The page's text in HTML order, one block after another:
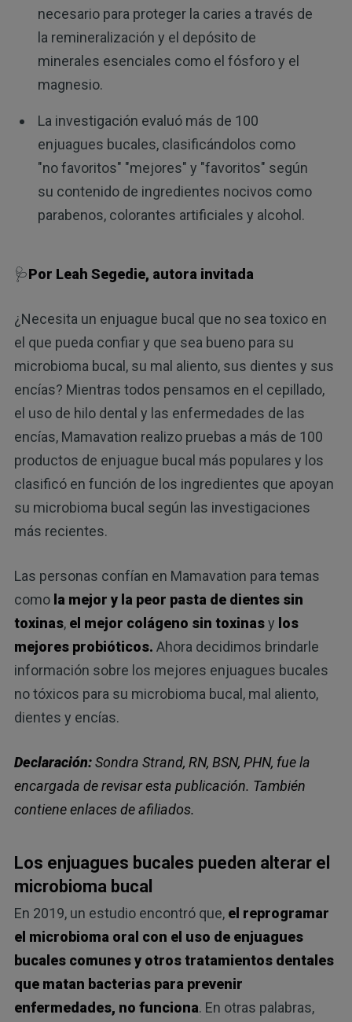
necesario para proteger la caries a través de
la remineralización y el depósito de
minerales esenciales como el fósforo y el
magnesio.
La investigación evaluó más de 100
enjuagues bucales, clasificándolos como
"no favoritos" "mejores" y "favoritos" según
su contenido de ingredientes nocivos como
parabenos, colorantes artificiales y alcohol.
🩺Por Leah Segedie, autora invitada
¿Necesita un enjuague bucal que no sea toxico en
el que pueda confiar y que sea bueno para su
microbioma bucal, su mal aliento, sus dientes y sus
encías? Mientras todos pensamos en el cepillado,
el uso de hilo dental y las enfermedades de las
encías, Mamavation realizo pruebas a más de 100
productos de enjuague bucal más populares y los
clasificó en función de los ingredientes que apoyan
su microbioma bucal según las investigaciones
más recientes.
Las personas confían en Mamavation para temas
como la mejor y la peor pasta de dientes sin
toxinas, el mejor colágeno sin toxinasy los
mejores probióticos. Ahora decidimos brindarle
información sobre los mejores enjuagues bucales
no tóxicos para su microbioma bucal, mal aliento,
dientes y encías.
Declaración:Sondra Strand, RN, BSN, PHN, fue la
encargada de revisar esta publicación. También
contiene enlaces de afiliados.
Los enjuagues bucales pueden alterar el
microbioma bucal
En 2019, un estudio encontró que, el reprogramar
el microbioma oral con el uso de enjuagues
bucales comunes y otros tratamientos dentales
que matan bacterias para prevenir
enfermedades, no funciona. En otras palabras,